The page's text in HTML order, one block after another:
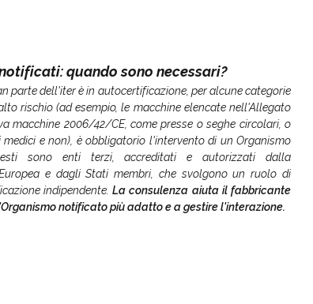
quando sono necessari?
parte dell'iter è in autocertificazione, per alcune categorie
rischio (ad esempio, le macchine elencate nell'Allegato
macchine 2006/42/CE, come presse o seghe circolari, o
medici e non), è obbligatorio l'intervento di un Organismo
sono enti terzi, accreditati e autorizzati dalla
e dagli Stati membri, che svolgono un ruolo di
indipendente.La consulenza aiuta il fabbricante
notificato più adatto e a gestire l'interazione.